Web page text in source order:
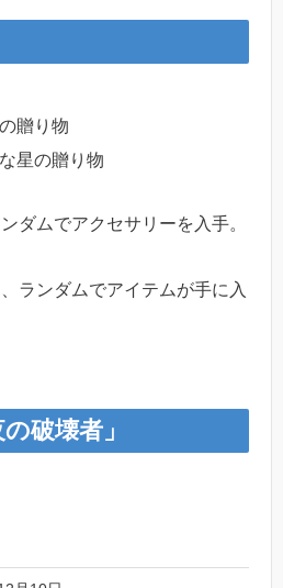
贈り物
星の贈り物
ダムでアクセサリーを入手。
ランダムでアイテムが手に入
破壊者」